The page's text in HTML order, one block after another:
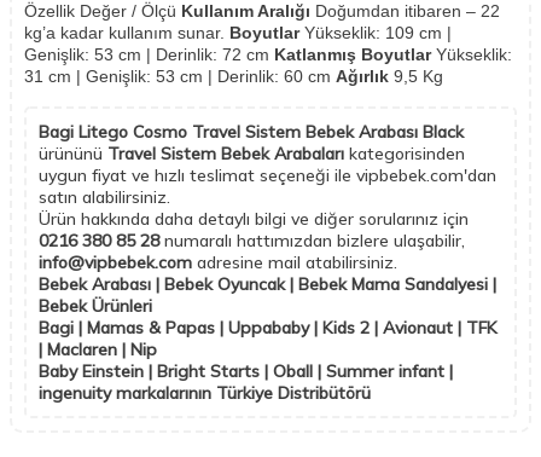
Özellik Değer / Ölçü Kullanım Aralığı Doğumdan itibaren – 22
kg’a kadar kullanım sunar. BoyutlarYükseklik: 109 cm |
Genişlik: 53 cm | Derinlik: 72 cm Katlanmış BoyutlarYükseklik:
31 cm | Genişlik: 53 cm | Derinlik: 60 cm Ağırlık 9,5 Kg
Bagi Litego Cosmo Travel Sistem Bebek Arabası Black
ürününü Travel Sistem Bebek Arabaları kategorisinden
uygun fiyat ve hızlı teslimat seçeneği ile vipbebek.com'dan
satın alabilirsiniz.
Ürün hakkında daha detaylı bilgi ve diğer sorularınız için
0216 380 85 28numaralı hattımızdan bizlere ulaşabilir,
info@vipbebek.com adresine mail atabilirsiniz.
Bebek Arabası | Bebek Oyuncak | Bebek Mama Sandalyesi |
Bebek Ürünleri
Bagi | Mamas & Papas | Uppababy | Kids 2 | Avionaut | TFK
| Maclaren | Nip
Baby Einstein | Bright Starts | Oball | Summer infant |
ingenuity markalarının Türkiye Distribütörü